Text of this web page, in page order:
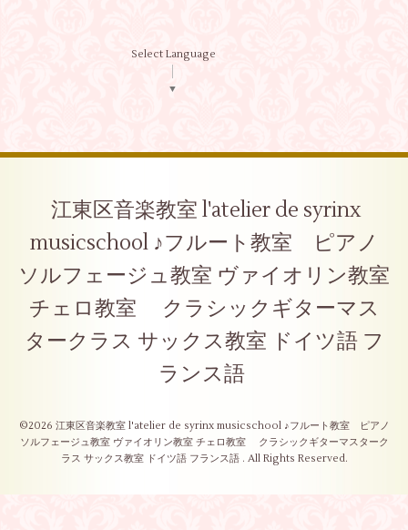
Select Language
▼
江東区音楽教室 l'atelier de syrinx
musicschool ♪フルート教室 ピアノ
ソルフェージュ教室 ヴァイオリン教室
チェロ教室 クラシックギターマス
タークラス サックス教室 ドイツ語 フ
ランス語
©2026 江東区音楽教室 l'atelier de syrinx musicschool ♪フルート教室 ピアノ
ソルフェージュ教室 ヴァイオリン教室 チェロ教室 クラシックギターマスターク
ラス サックス教室 ドイツ語 フランス語 . All Rights Reserved.